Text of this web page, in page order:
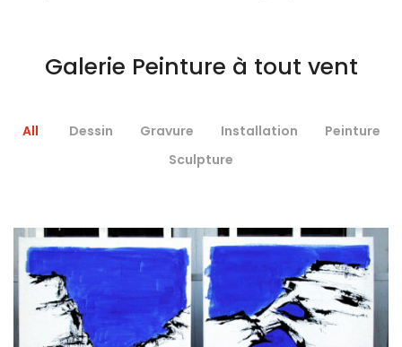
Galerie Peinture à tout vent
All Dessin Gravure Installation
Peinture
Sculpture